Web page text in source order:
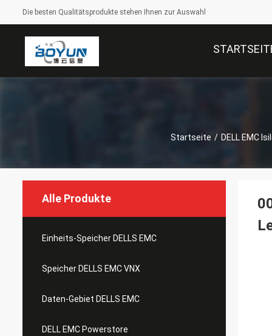
Die besten Qualitätsprodukte stehen Ihnen zur Auswahl
Startseite / DELL EMC
Alle Produkte
Einheits-Speicher DELLS EMC
Speicher DELLS EMC VNX
Daten-Gebiet DELLS EMC
DELL EMC Powerstore